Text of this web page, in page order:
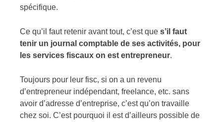
spécifique.
Ce qu’il faut retenir avant tout, c’est que s’il faut
tenir un journal comptable de ses activités, pour
les services fiscaux on est entrepreneur.
Toujours pour leur fisc, si on a un revenu
d’entrepreneur indépendant, freelance, etc. sans
avoir d’adresse d’entreprise, c’est qu’on travaille
chez soi. C’est pourquoi il est d’ailleurs possible de